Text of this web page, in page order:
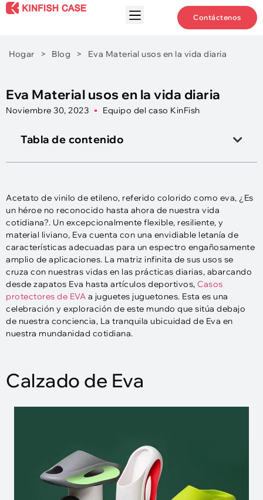
Contáctenos
Hogar > Blog > Eva Material usos en la vida diaria
Eva Material usos en la vida diaria
Noviembre 30, 2023 Equipo del caso KinFish
Tabla de contenido
Acetato de vinilo de etileno, referido colorido como eva, ¿Es
un héroe no reconocido hasta ahora de nuestra vida
cotidiana?. Un excepcionalmente flexible, resiliente, y
material liviano, Eva cuenta con una envidiable letanía de
características adecuadas para un espectro engañosamente
amplio de aplicaciones. La matriz infinita de sus usos se
cruza con nuestras vidas en las prácticas diarias, abarcando
desde zapatos Eva hasta artículos deportivos, Casos
protectores de EVA a juguetes juguetones. Esta es una
celebración y exploración de este mundo que sitúa debajo
de nuestra conciencia, La tranquila ubicuidad de Eva en
nuestra mundanidad cotidiana.
Calzado de Eva